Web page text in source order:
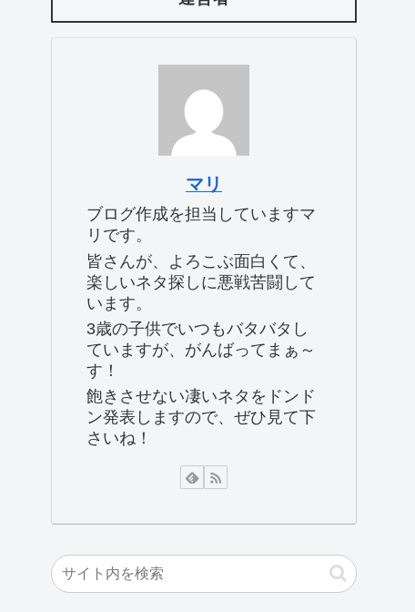
マリ
ブログ作成を担当していますマ
リです。
皆さんが、よろこぶ面白くて、
楽しいネタ探しに悪戦苦闘して
います。
3歳の子供でいつもバタバタし
ていますが、がんばってまぁ～
す！
飽きさせない凄いネタをドンド
ン発表しますので、ぜひ見て下
さいね！